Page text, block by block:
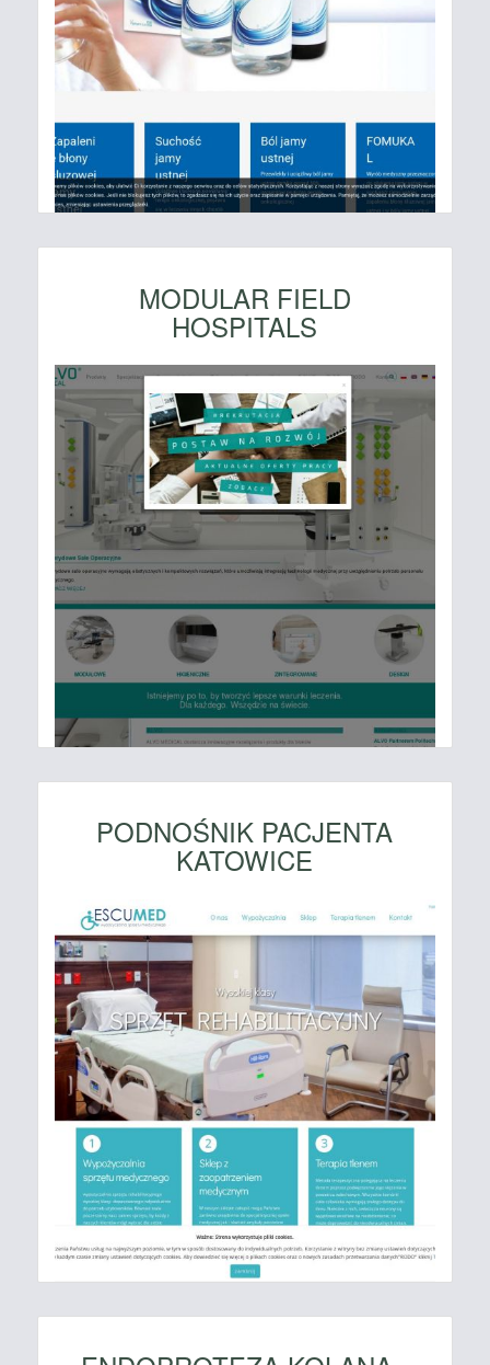
MODULAR FIELD
HOSPITALS
PODNOŚNIK PACJENTA
KATOWICE